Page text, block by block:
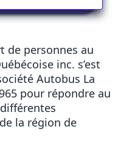
de personnes au
inc. s’est
Autobus La
pour répondre au
la région de